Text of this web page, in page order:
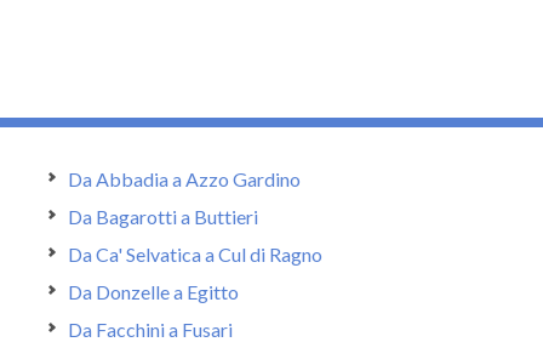
Da Abbadia a Azzo Gardino
Da Bagarotti a Buttieri
Da Ca' Selvatica a Cul di Ragno
Da Donzelle a Egitto
Da Facchini a Fusari